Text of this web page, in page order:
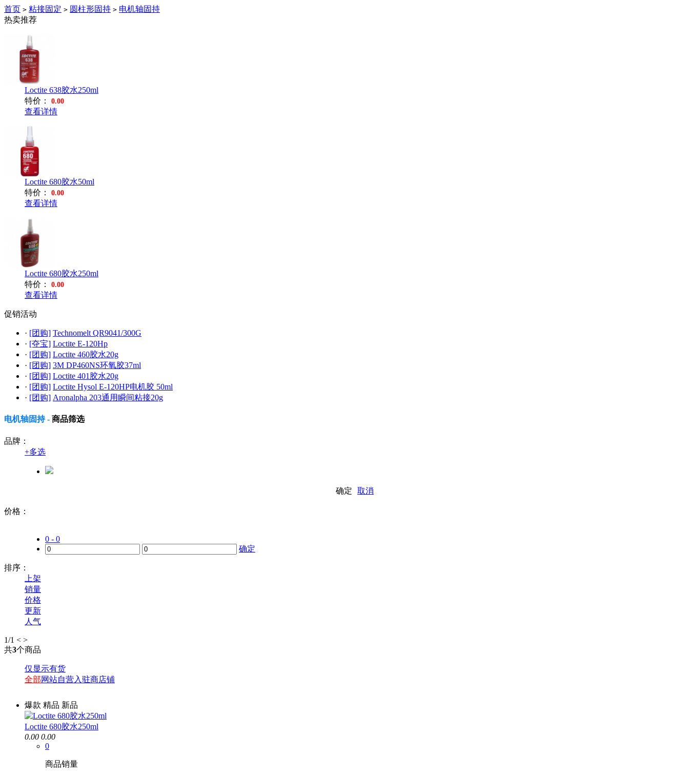
首页 > 粘接固定 > 圆柱形固持 > 电机轴固持
热卖推荐
Loctite 638胶水250ml
特价：
0.00
查看详情
Loctite 680胶水50ml
特价：
0.00
查看详情
Loctite 680胶水250ml
特价：
0.00
查看详情
促销活动
· [团购] Technomelt QR9041/300G
· [夺宝] Loctite E-120Hp
· [团购] Loctite 460胶水20g
· [团购] 3M DP460NS环氧胶37ml
· [团购] Loctite 401胶水20g
· [团购] Loctite Hysol E-120HP电机胶 50ml
· [团购] Aronalpha 203通用瞬间粘接20g
电机轴固持 - 商品筛选
品牌：
+多选
确定 取消
价格：
0 - 0
确定
排序：
上架
销量
价格
更新
人气
1/1 < >
共3个商品
仅显示有货
全部网站自营入驻商店铺
爆款 精品 新品
Loctite 680胶水250ml
0.00 0.00
0
商品销量